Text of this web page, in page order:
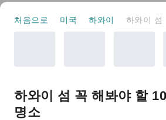
처음으로 미국 하와이 하와이 섬
하와이 섬 꼭 해봐야 할
명소